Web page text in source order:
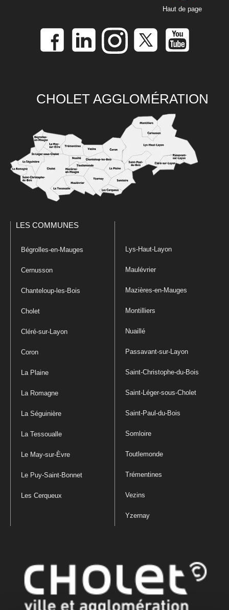
Haut de page
CHOLET AGGLOMÉRATION
LES COMMUNES
Bégrolles-en-Mauges
Cernusson
Chanteloup-les-Bois
Cholet
Cléré-sur-Layon
Coron
La Plaine
La Romagne
La Séguinière
La Tessoualle
Le May-sur-Èvre
Le Puy-Saint-Bonnet
Les Cerqueux
Lys-Haut-Layon
Maulévrier
Mazières-en-Mauges
Montilliers
Nuaillé
Passavant-sur-Layon
Saint-Christophe-du-Bois
Saint-Léger-sous-Cholet
Saint-Paul-du-Bois
Somloire
Toutlemonde
Trémentines
Vezins
Yzernay